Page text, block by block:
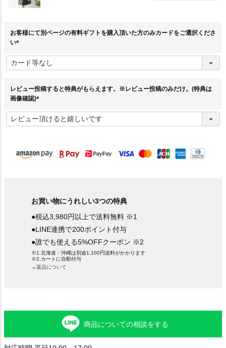
お客様にて別ページの有料ギフトを購入頂いた方のみカードをご選択くださ
い
必
須
レビュー投稿すると特典がもらえます。※レビュー投稿のみだけ。(特典は
画像確認)
必
須
お買い物にうれしい3つの特典
●税込3,980円以上で送料無料 ※1
●LINE連携で200ポイント付与
●誰でも使える5%OFFクーポン ※2
※1.北海道・沖縄は別途1,100円送料がかかります
※2.カートに自動付与
→返品について
商品についての相談をする